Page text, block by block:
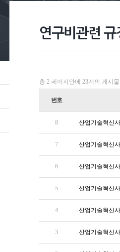
연구비관련 규
총 2 페이지안에 23개의 게시
번호
8 산업기술혁신
7 산업기술혁신
6 산업기술혁신
5 산업기술혁신
4 산업기술혁신
3 산업기술혁신